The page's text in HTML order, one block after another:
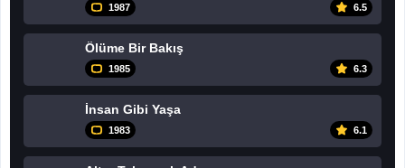
1987 6.5
Ölüme Bir Bakış
1985 6.3
İnsan Gibi Yaşa
1983 6.1